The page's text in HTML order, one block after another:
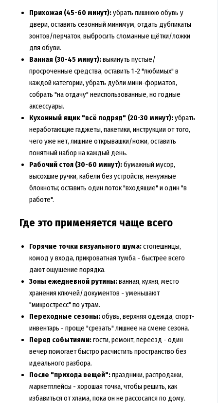
Прихожая (45-60 минут):убрать лишнюю обувь у
двери, оставить сезонный минимум, отдать дубликаты
зонтов/перчаток, выбросить сломанные щётки/ложки
для обуви.
Ванная (30-45 минут):выкинуть пустые/
просроченные средства, оставить 1-2 "любимых" в
каждой категории, убрать дубли мини-форматов,
собрать "на отдачу" неиспользованные, но годные
аксессуары.
Кухонный ящик "всё подряд" (20-30 минут):убрать
неработающие гаджеты, пакетики, инструкции от того,
чего уже нет, лишние открывашки/ножи, оставить
понятный набор на каждый день.
Рабочий стол (30-60 минут):бумажный мусор,
высохшие ручки, кабели без устройств, ненужные
блокноты; оставить один лоток "входящие" и один "в
работе".
Где это применяется чаще всего
Горячие точки визуального шума:столешницы,
комод у входа, прикроватная тумба - быстрее всего
дают ощущение порядка.
Зоны ежедневной рутины:ванная, кухня, место
хранения ключей/документов - уменьшают
"микростресс" по утрам.
Переходные сезоны:обувь, верхняя одежда, спорт-
инвентарь - проще "срезать" лишнее на смене сезона.
Перед событиями:гости, ремонт, переезд - один
вечер помогает быстро расчистить пространство без
идеального разбора.
После "прихода вещей":праздники, распродажи,
маркетплейсы - хорошая точка, чтобы решить, как
избавиться от хлама, пока он не рассосался по дому.